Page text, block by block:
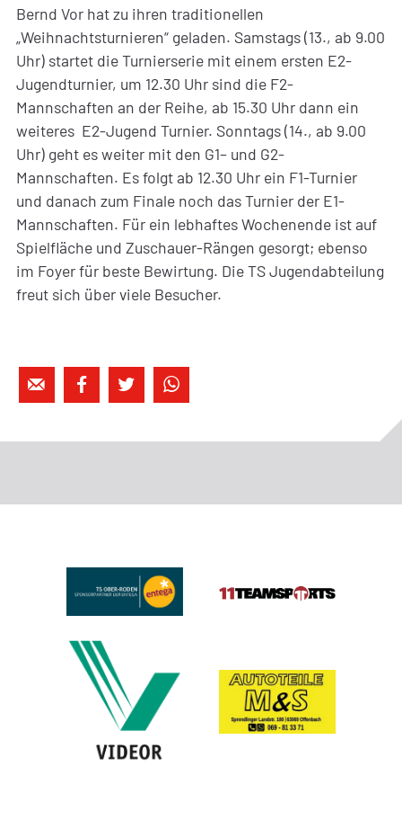
Bernd Vor hat zu ihren traditionellen
„Weihnachtsturnieren“ geladen. Samstags (13., ab 9.00
Uhr) startet die Turnierserie mit einem ersten E2-
Jugendturnier, um 12.30 Uhr sind die F2-
Mannschaften an der Reihe, ab 15.30 Uhr dann ein
weiteres E2-Jugend Turnier. Sonntags (14., ab 9.00
Uhr) geht es weiter mit den G1– und G2-
Mannschaften. Es folgt ab 12.30 Uhr ein F1-Turnier
und danach zum Finale noch das Turnier der E1-
Mannschaften. Für ein lebhaftes Wochenende ist auf
Spielfläche und Zuschauer-Rängen gesorgt; ebenso
im Foyer für beste Bewirtung. Die TS Jugendabteilung
freut sich über viele Besucher.
   